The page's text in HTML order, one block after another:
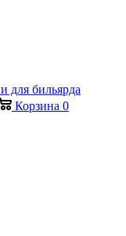
Корзина 0